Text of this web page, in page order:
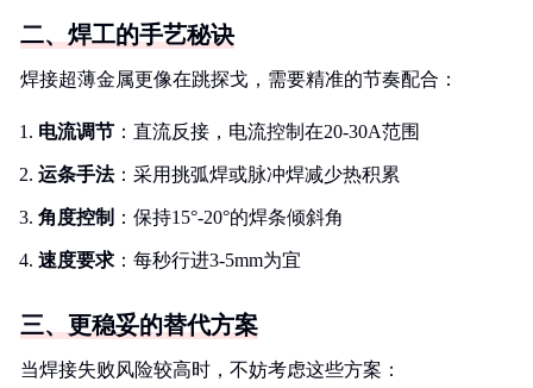
二、焊工的手艺秘诀
焊接超薄金属更像在跳探戈，需要精准的节奏配合：
电流调节 ：直流反接，电流控制在20-30A范围
运条手法：采用挑弧焊或脉冲焊减少热积累
角度控制 ：保持15°-20°的焊条倾斜角
速度要求 ：每秒行进3-5mm为宜
三、更稳妥的替代方案
当焊接失败风险较高时，不妨考虑这些方案：